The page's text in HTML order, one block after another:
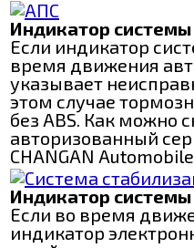
Индикатор
Если индикатор
время движения
указывает
этом случае
без ABS. Как можно
авторизованный
CHANGAN
Индикатор системы
Если во время
индикатор